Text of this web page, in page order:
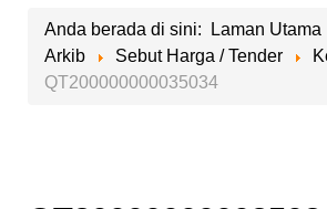
Anda berada di sini: Laman Utama
Arkib
Sebut Harga / Tender
QT200000000035034